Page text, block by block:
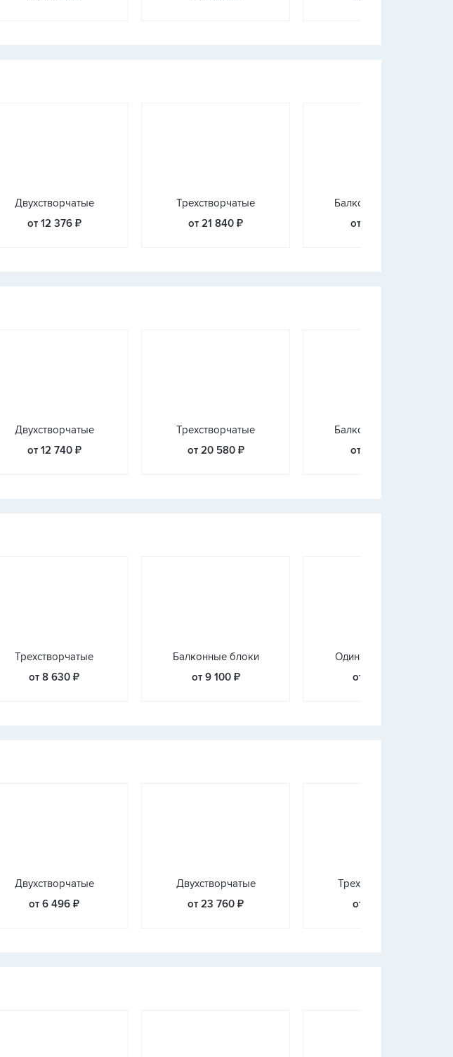
Двухстворчатые
от 12 376 ₽
Трехстворчатые
от 21 840 ₽
Балконные блоки
от 17 640 ₽
Двухстворчатые
от 12 740 ₽
Трехстворчатые
от 20 580 ₽
Балконные блоки
от 17 430 ₽
Трехстворчатые
от 8 630 ₽
Балконные блоки
от 9 100 ₽
Одинарная дверь
от 7 500 ₽
Двухстворчатые
от 6 496 ₽
Двухстворчатые
от 23 760 ₽
Трехстворчатые
от 7 204 ₽